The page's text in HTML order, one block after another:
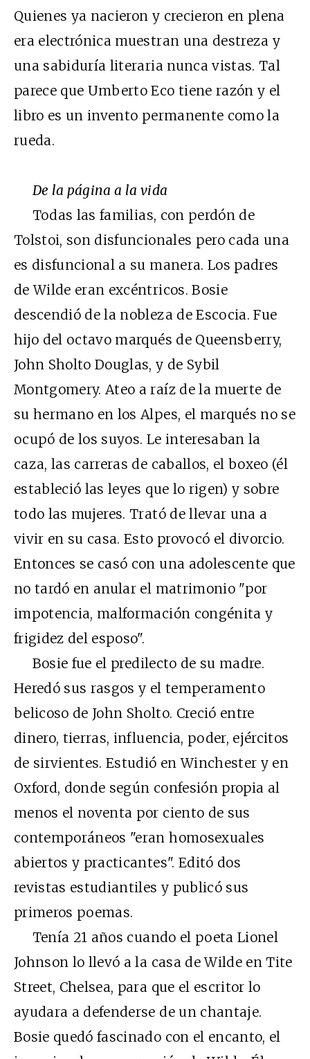
Quienes ya nacieron y crecieron en plena
era electrónica muestran una destreza y
una sabiduría literaria nunca vistas. Tal
parece que Umberto Eco tiene razón y el
libro es un invento permanente como la
rueda.
De la página a la vida
Todas las familias, con perdón de
Tolstoi, son disfuncionales pero cada una
es disfuncional a su manera. Los padres
de Wilde eran excéntricos. Bosie
descendió de la nobleza de Escocia. Fue
hijo del octavo marqués de Queensberry,
John Sholto Douglas, y de Sybil
Montgomery. Ateo a raíz de la muerte de
su hermano en los Alpes, el marqués no se
ocupó de los suyos. Le interesaban la
caza, las carreras de caballos, el boxeo (él
estableció las leyes que lo rigen) y sobre
todo las mujeres. Trató de llevar una a
vivir en su casa. Esto provocó el divorcio.
Entonces se casó con una adolescente que
no tardó en anular el matrimonio "por
impotencia, malformación congénita y
frigidez del esposo".
Bosie fue el predilecto de su madre.
Heredó sus rasgos y el temperamento
belicoso de John Sholto. Creció entre
dinero, tierras, influencia, poder, ejércitos
de sirvientes. Estudió en Winchester y en
Oxford, donde según confesión propia al
menos el noventa por ciento de sus
contemporáneos "eran homosexuales
abiertos y practicantes". Editó dos
revistas estudiantiles y publicó sus
primeros poemas.
Tenía 21 años cuando el poeta Lionel
Johnson lo llevó a la casa de Wilde en Tite
Street, Chelsea, para que el escritor lo
ayudara a defenderse de un chantaje.
Bosie quedó fascinado con el encanto, el